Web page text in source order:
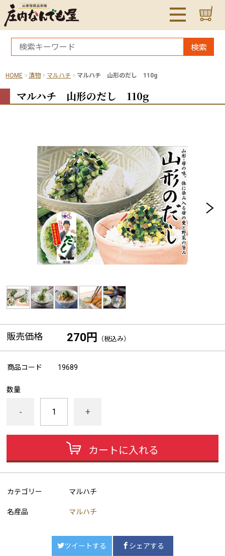
検索
HOME 漬物 マルハチ マルハチ 山形のだし 110g
マルハチ 山形のだし 110g
販売価格 270円 （税込み）
商品コード 19689
数量
- +
カートに入れる
カテゴリー マルハチ
名産品 マルハチ
ツイートする シェアする